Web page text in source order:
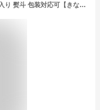
送料無料 御城之口餅【うぐいす餅】20個入り 熨斗 包装対応可【きな粉餅 和菓子 奈良 お土産 お菓子 名物 つぶ 粒あん あんこ 餡子 鶯餅 銘菓 名物 老舗 おみやげ お返し お供え物 伝統菓子 きなこ もち 菓子 内祝い おもち 贈り物 本家菊屋 ギフト 手土産 お礼 御菓子】